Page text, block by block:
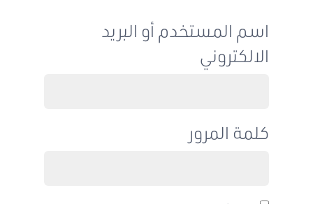
اسم المستخدم أو البريد
الالكتروني
كلمة المرور